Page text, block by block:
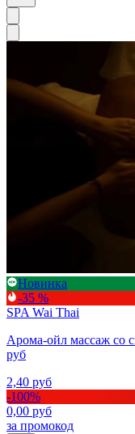
Новинка
-35 %
SPA Wai Thai
Арома-ойл массаж со
руб
2,40 руб
-100%
0,00 руб
за промокод